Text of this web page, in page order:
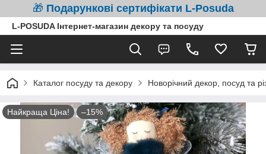
🎁 Подарункові сертифікати L-Posuda
L-POSUDA Інтернет-магазин декору та посуду
Каталог посуду та декору Новорічний декор, посуд та
Найкраща Ціна! –15%